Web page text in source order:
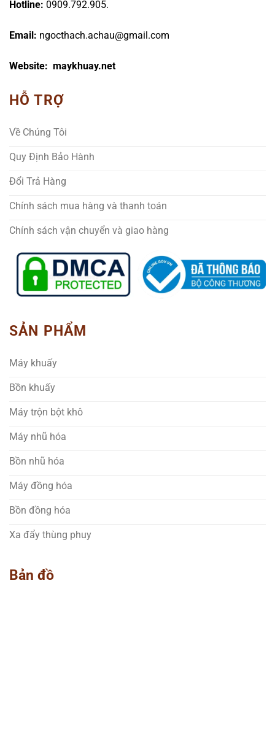
Hotline: 0909.792.905.
Email: ngocthach.achau@gmail.com
Website: maykhuay.net
HỖ TRỢ
Về Chúng Tôi
Quy Định Bảo Hành
Đổi Trả Hàng
Chính sách mua hàng và thanh toán
Chính sách vận chuyển và giao hàng
SẢN PHẨM
Máy khuấy
Bồn khuấy
Máy trộn bột khô
Máy nhũ hóa
Bồn nhũ hóa
Máy đồng hóa
Bồn đồng hóa
Xa đẩy thùng phuy
Bản đồ